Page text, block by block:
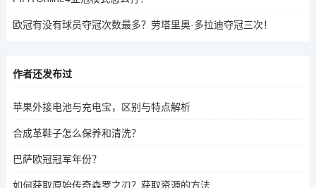
欧冠有没有球员夺冠次数最多？劳塔里奥·多拉迪夺冠三次！
作者还发布过
苹果外接电池与充电宝，区别与特点解析
合成革鞋子怎么保养和清洗？
巴萨欧冠冠军年份？
如何获取原始传奇森罗之刃？获取资源的方法